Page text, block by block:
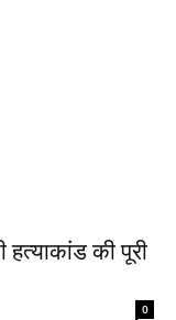
हत्याकांड की पूरी
0